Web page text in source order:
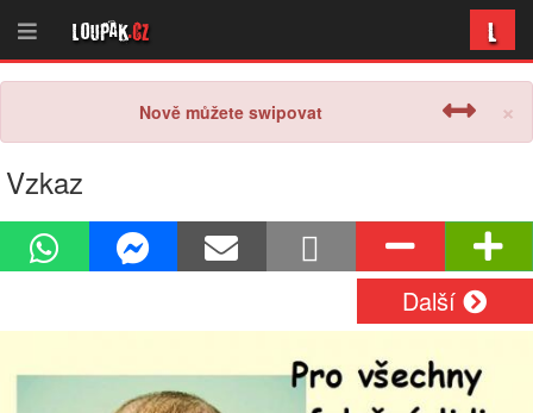
Loupak.cz L
×
Nově můžete swipovat
Vzkaz
Další